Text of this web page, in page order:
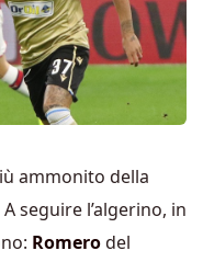
ammonito della
seguire l’algerino, in
Romerodel